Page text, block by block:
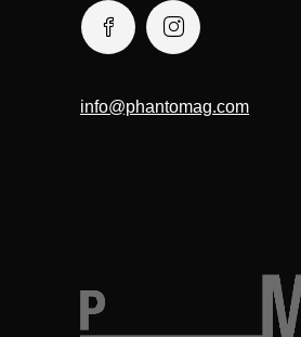
info@phantomag.com